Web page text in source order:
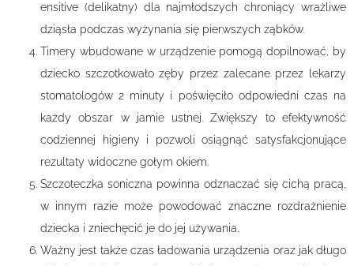
ensitive (delikatny) dla najmłodszych chroniący wrażliwe
dziąsła podczas wyżynania się pierwszych ząbków.
Timery wbudowane w urządzenie pomogą dopilnować, by
dziecko szczotkowało zęby przez zalecane przez lekarzy
stomatologów 2 minuty i poświęciło odpowiedni czas na
każdy obszar w jamie ustnej. Zwiększy to efektywność
codziennej higieny i pozwoli osiągnąć satysfakcjonujące
rezultaty widoczne gołym okiem.
Szczoteczka soniczna powinna odznaczać się cichą pracą,
w innym razie może powodować znaczne rozdrażnienie
dziecka i zniechęcić je do jej używania.
Ważny jest także czas ładowania urządzenia oraz jak długo